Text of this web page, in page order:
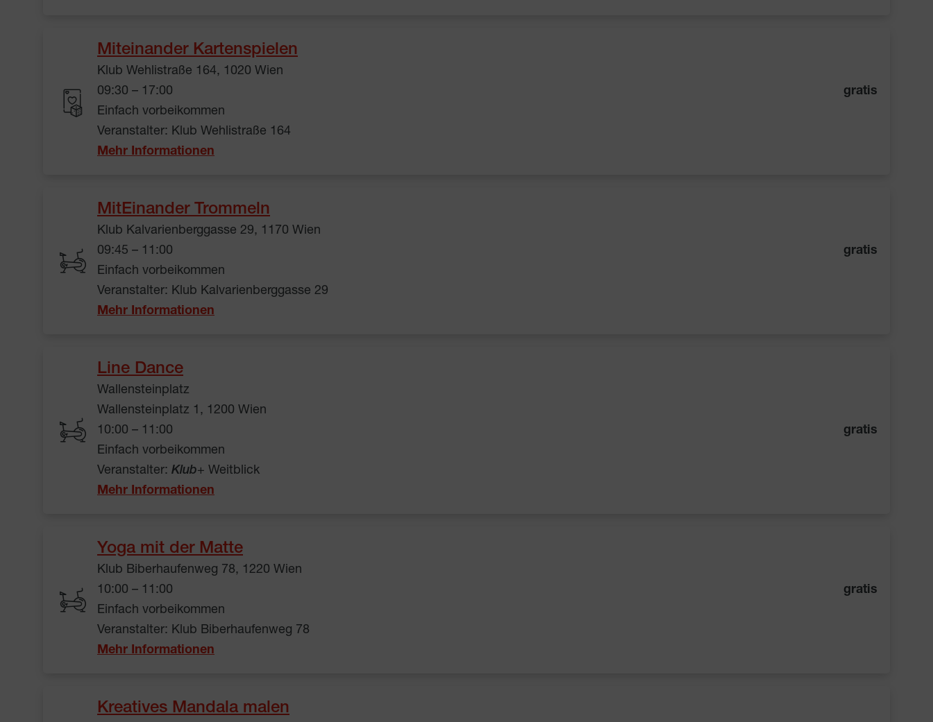
Miteinander Kartenspielen
Klub Wehlistraße 164, 1020 Wien
09:30 – 17:00
gratis
Einfach vorbeikommen
Veranstalter: Klub Wehlistraße 164
Mehr Informationen
MitEinander Trommeln
Klub Kalvarienberggasse 29, 1170 Wien
09:45 – 11:00
gratis
Einfach vorbeikommen
Veranstalter: Klub Kalvarienberggasse 29
Mehr Informationen
Line Dance
Wallensteinplatz
Wallensteinplatz 1, 1200 Wien
10:00 – 11:00
gratis
Einfach vorbeikommen
Veranstalter: Klub+ Weitblick
Mehr Informationen
Yoga mit der Matte
Klub Biberhaufenweg 78, 1220 Wien
10:00 – 11:00
gratis
Einfach vorbeikommen
Veranstalter: Klub Biberhaufenweg 78
Mehr Informationen
Kreatives Mandala malen